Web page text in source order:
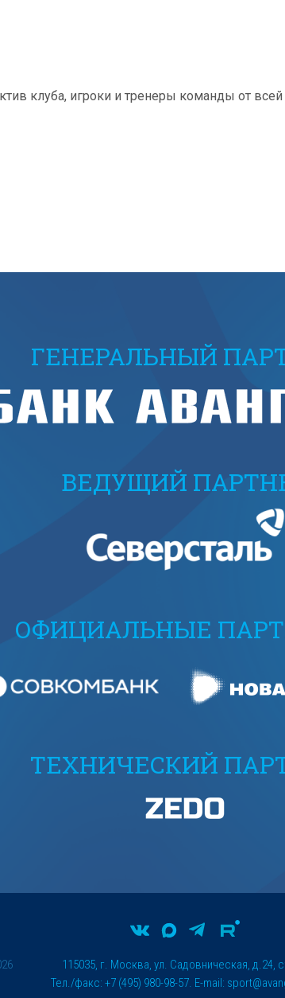
клуба, игроки и тренеры команды от
ГЕНЕРАЛЬНЫЙ
ВЕДУЩИЙ
ОФИЦИАЛЬНЫЕ
ТЕХНИЧЕСКИЙ
115035, г. Москва, ул. Садовническая, д.24,
Тел./факс: +7 (495) 980-98-57. E-mail: